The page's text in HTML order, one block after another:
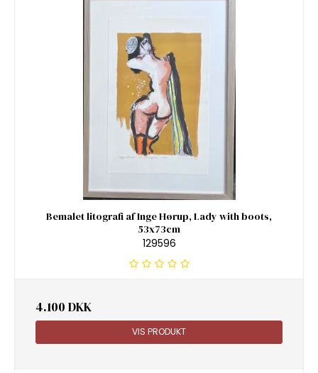
Bemalet litografi af Inge Hørup, Lady with boots,
53x73cm
129596
4.100 DKK
VIS PRODUKT